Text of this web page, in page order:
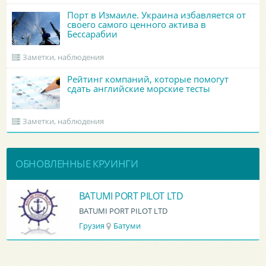
Порт в Измаиле. Украина избавляется от
своего самого ценного актива в
Бессарабии
Заметки, наблюдения
Рейтинг компаний, которые помогут
сдать английские морские тесты
Заметки, наблюдения
ОБНОВЛЕННЫЕ КРУИНГИ
BATUMI PORT PILOT LTD
BATUMI PORT PILOT LTD
Грузия
Батуми